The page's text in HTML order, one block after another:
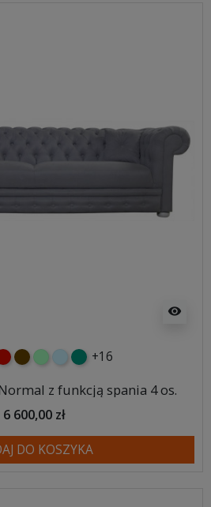
visibility
czekoladowy
miętowybłękitny
turkusowy
+16
z funkcją spania 4 os.
6 600,00 zł
DO KOSZYKA